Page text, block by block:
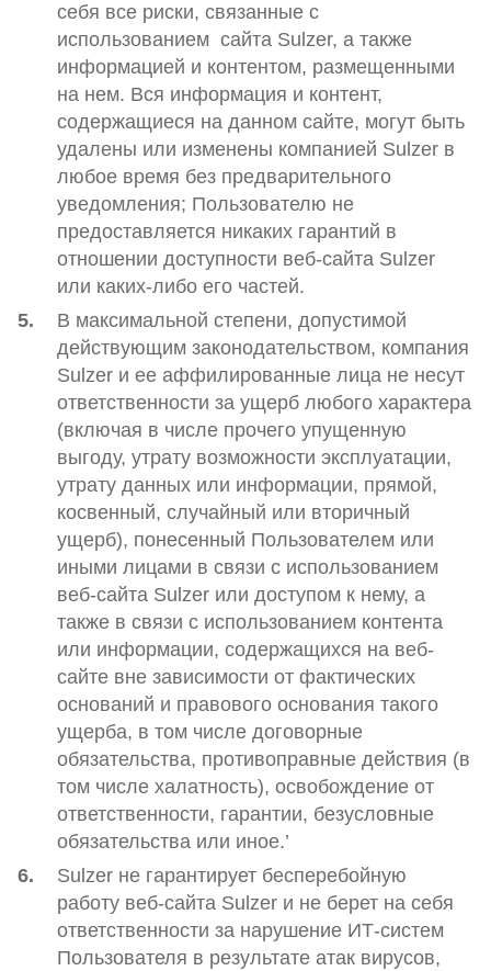
себя все риски, связанные с
использованием сайта Sulzer, а также
информацией и контентом, размещенными
на нем. Вся информация и контент,
содержащиеся на данном сайте, могут быть
удалены или изменены компанией Sulzer в
любое время без предварительного
уведомления; Пользователю не
предоставляется никаких гарантий в
отношении доступности веб-сайта Sulzer
или каких-либо его частей.
В максимальной степени, допустимой
действующим законодательством, компания
Sulzer и ее аффилированные лица не несут
ответственности за ущерб любого характера
(включая в числе прочего упущенную
выгоду, утрату возможности эксплуатации,
утрату данных или информации, прямой,
косвенный, случайный или вторичный
ущерб), понесенный Пользователем или
иными лицами в связи с использованием
веб-сайта Sulzer или доступом к нему, а
также в связи с использованием контента
или информации, содержащихся на веб-
сайте вне зависимости от фактических
оснований и правового основания такого
ущерба, в том числе договорные
обязательства, противоправные действия (в
том числе халатность), освобождение от
ответственности, гарантии, безусловные
обязательства или иное.’
Sulzer не гарантирует бесперебойную
работу веб-сайта Sulzer и не берет на себя
ответственности за нарушение ИТ-систем
Пользователя в результате атак вирусов,